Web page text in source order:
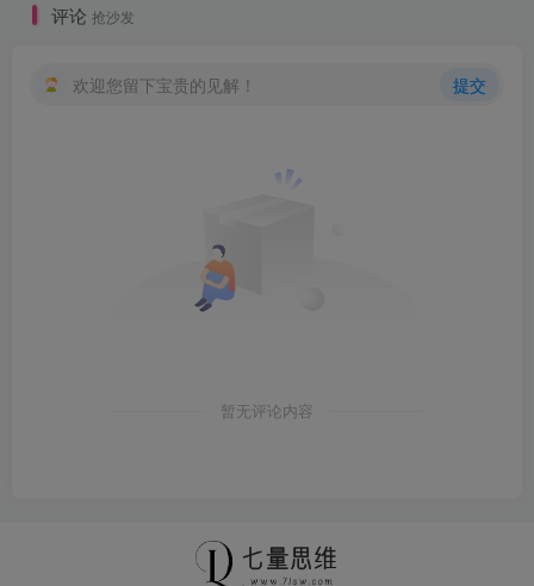
评论 抢沙发
欢迎您留下宝贵的见解！ 提交
暂无评论内容